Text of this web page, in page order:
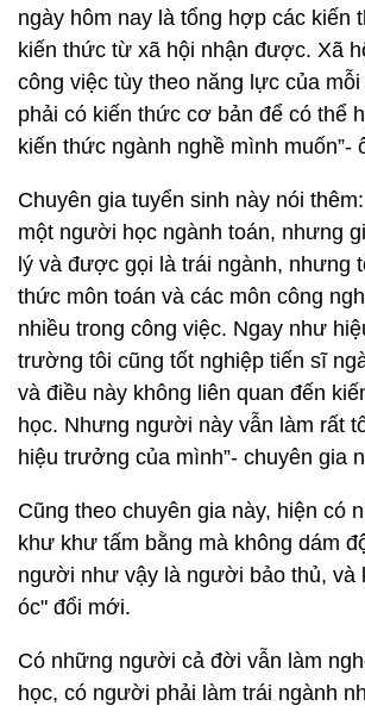
ngày hôm nay là tổng hợp các kiến
kiến thức từ xã hội nhận được. Xã
công việc tùy theo năng lực của
phải có kiến thức cơ bản để có thể
kiến thức ngành nghề mình muốn”-
Chuyên gia tuyển sinh này nói
một người học ngành toán, nhưng
lý và được gọi là trái ngành, nhưng
thức môn toán và các môn công
nhiều trong công việc. Ngay như
trường tôi cũng tốt nghiệp tiến sĩ
và điều này không liên quan đến
học. Nhưng người này vẫn làm rất
hiệu trưởng của mình”- chuyên gia
Cũng theo chuyên gia này, hiện có
khư khư tấm bằng mà không dám
người như vậy là người bảo thủ, và
óc" đổi mới.
Có những người cả đời vẫn làm
học, có người phải làm trái ngành